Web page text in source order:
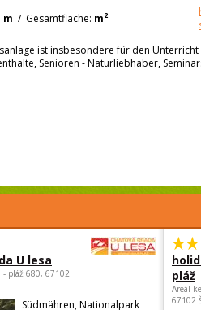
m / Gesamtfläche: m2
ist insbesondere für den
Senioren - Naturliebhaber,
U lesa
- pláž 680, 67102
Südmähren, Nationalpark
pláž
Areál
67102